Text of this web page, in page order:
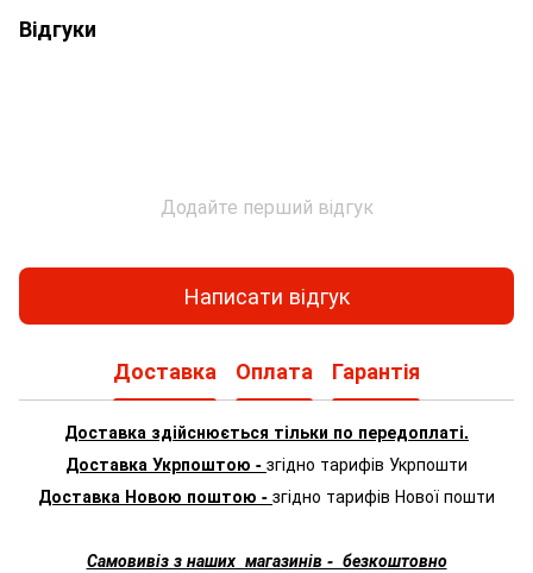
Відгуки
Додайте перший відгук
Написати відгук
Доставка Оплата Гарантія
Доставка здійснюється тільки по передоплаті.
Доставка Укрпоштою - згідно тарифів Укрпошти
Доставка Новою поштою - згідно тарифів Нової пошти
Самовивіз з наших магазинів - безкоштовно